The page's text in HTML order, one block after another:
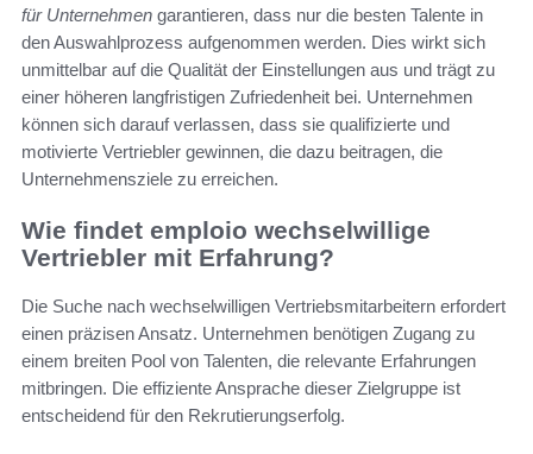
für Unternehmen garantieren, dass nur die besten Talente in
den Auswahlprozess aufgenommen werden. Dies wirkt sich
unmittelbar auf die Qualität der Einstellungen aus und trägt zu
einer höheren langfristigen Zufriedenheit bei. Unternehmen
können sich darauf verlassen, dass sie qualifizierte und
motivierte Vertriebler gewinnen, die dazu beitragen, die
Unternehmensziele zu erreichen.
Wie findet emploio wechselwillige
Vertriebler mit Erfahrung?
Die Suche nach wechselwilligen Vertriebsmitarbeitern erfordert
einen präzisen Ansatz. Unternehmen benötigen Zugang zu
einem breiten Pool von Talenten, die relevante Erfahrungen
mitbringen. Die effiziente Ansprache dieser Zielgruppe ist
entscheidend für den Rekrutierungserfolg.